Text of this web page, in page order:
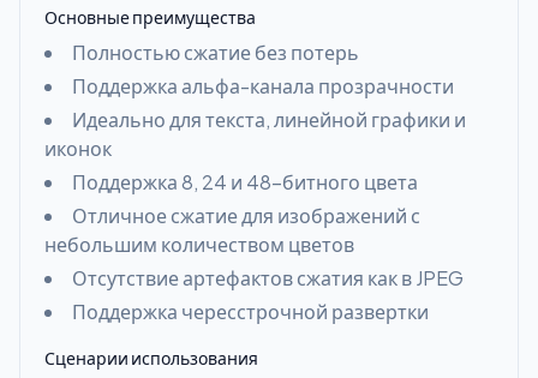
Основные преимущества
Полностью сжатие без потерь
Поддержка альфа-канала прозрачности
Идеально для текста, линейной графики и
иконок
Поддержка 8, 24 и 48-битного цвета
Отличное сжатие для изображений с
небольшим количеством цветов
Отсутствие артефактов сжатия как в JPEG
Поддержка чересстрочной развертки
Сценарии использования